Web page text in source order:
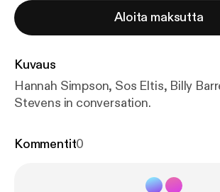
Aloita maksutta
Kuvaus
Hannah Simpson, Sos Eltis, Billy
Stevens in conversation.
Kommentit0